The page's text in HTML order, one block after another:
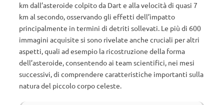
km dall’asteroide colpito da Dart e alla velocità di quasi 7
km al secondo, osservando gli effetti dell’impatto
principalmente in termini di detriti sollevati. Le più di 600
immagini acquisite si sono rivelate anche cruciali per altri
aspetti, quali ad esempio la ricostruzione della forma
dell’asteroide, consentendo ai team scientifici, nei mesi
successivi, di comprendere caratteristiche importanti sulla
natura del piccolo corpo celeste.